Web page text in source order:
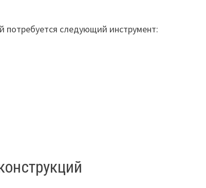
потребуется следующий инструмент: